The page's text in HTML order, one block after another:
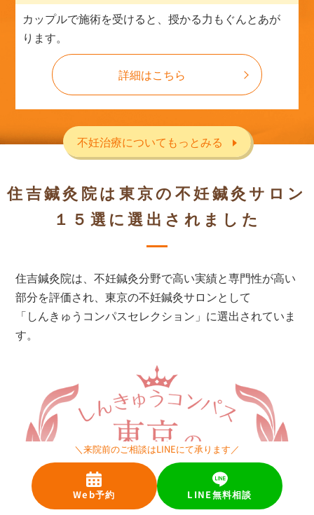
カップルで施術を受けると、授かる力もぐんとあが
ります。
詳細はこちら
不妊治療についてもっとみる
住吉鍼灸院は東京の不妊鍼灸サロン
１５選に選出されました
住吉鍼灸院は、不妊鍼灸分野で高い実績と専門性が高い
部分を評価され、東京の不妊鍼灸サロンとして
「しんきゅうコンパスセレクション」に選出されていま
す。
＼来院前のご相談はLINEにて承ります／
Web予約 LINE無料相談